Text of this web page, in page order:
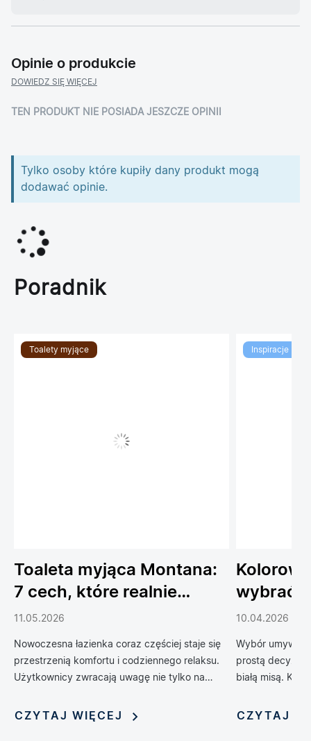
Opinie o produkcie
DOWIEDZ SIĘ WIĘCEJ
TEN PRODUKT NIE POSIADA JESZCZE OPINII
Tylko osoby które kupiły dany produkt mogą
dodawać opinie.
Poradnik
Toalety myjące
Toaleta myjąca Montana:
7 cech, które realnie
podnoszą komfort
codziennego życia
11.05.2026
Nowoczesna łazienka coraz częściej staje się
przestrzenią komfortu i codziennego relaksu.
Użytkownicy zwracają uwagę nie tylko na
poprawiają wygodę, higienę i funkcjonalność
CZYTAJ WIĘCEJ
Inspiracje
wybrać
do
10.04.2026
Wybór
prostą decyzją
białą misą.
oferując
CZYTAJ